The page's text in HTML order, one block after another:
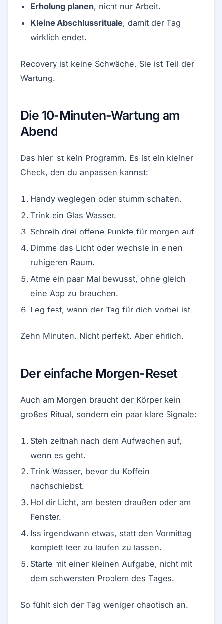
Erholung planen, nicht nur Arbeit.
Kleine Abschlussrituale, damit der Tag
wirklich endet.
Recovery ist keine Schwäche. Sie ist Teil der
Wartung.
Die 10-Minuten-Wartung am
Abend
Das hier ist kein Programm. Es ist ein kleiner
Check, den du anpassen kannst:
Handy weglegen oder stumm schalten.
Trink ein Glas Wasser.
Schreib drei offene Punkte für morgen auf.
Dimme das Licht oder wechsle in einen
ruhigeren Raum.
Atme ein paar Mal bewusst, ohne gleich
eine App zu brauchen.
Leg fest, wann der Tag für dich vorbei ist.
Zehn Minuten. Nicht perfekt. Aber ehrlich.
Der einfache Morgen-Reset
Auch am Morgen braucht der Körper kein
großes Ritual, sondern ein paar klare Signale:
Steh zeitnah nach dem Aufwachen auf,
wenn es geht.
Trink Wasser, bevor du Koffein
nachschiebst.
Hol dir Licht, am besten draußen oder am
Fenster.
Iss irgendwann etwas, statt den Vormittag
komplett leer zu laufen zu lassen.
Starte mit einer kleinen Aufgabe, nicht mit
dem schwersten Problem des Tages.
So fühlt sich der Tag weniger chaotisch an.